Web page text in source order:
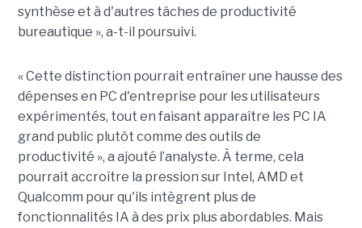
synthèse et à d'autres tâches de productivité
bureautique », a-t-il poursuivi.
« Cette distinction pourrait entraîner une hausse des
dépenses en PC d'entreprise pour les utilisateurs
expérimentés, tout en faisant apparaître les PC IA
grand public plutôt comme des outils de
productivité », a ajouté l’analyste. À terme, cela
pourrait accroître la pression sur Intel, AMD et
Qualcomm pour qu'ils intègrent plus de
fonctionnalités IA à des prix plus abordables. Mais